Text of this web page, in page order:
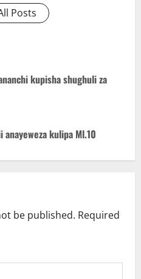
Posts
kupisha shughuli za
kulipa Ml.10
be published. Required